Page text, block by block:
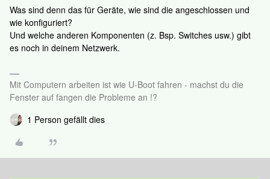
Was sind denn das für Geräte, wie sind die angeschlossen und
wie konfiguriert?
Und welche anderen Komponenten (z. Bsp. Switches usw.) gibt
es noch in deinem Netzwerk.
Mit Computern arbeiten ist wie U-Boot fahren - machst du die
Fenster auf fangen die Probleme an !?
1 Person gefällt dies